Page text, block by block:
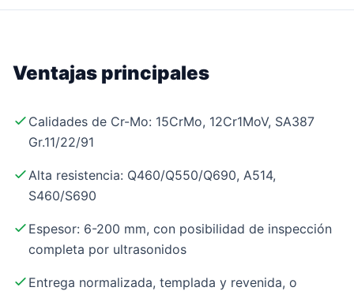
Ventajas principales
Calidades de Cr-Mo: 15CrMo, 12Cr1MoV, SA387
Gr.11/22/91
Alta resistencia: Q460/Q550/Q690, A514,
S460/S690
Espesor: 6-200 mm, con posibilidad de inspección
completa por ultrasonidos
Entrega normalizada, templada y revenida, o